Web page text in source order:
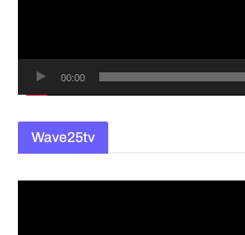
00:00
Wave25tv